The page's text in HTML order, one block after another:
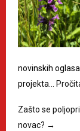
novinskih
projekta…
Zašto se
novac? →